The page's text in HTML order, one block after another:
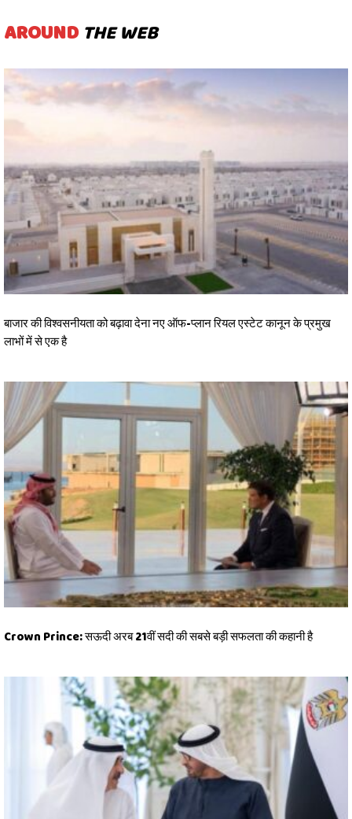
AROUND THE WEB
बाजार की विश्वसनीयता को बढ़ावा देना नए ऑफ-प्लान रियल एस्टेट कानून के प्रमुख
लाभों में से एक है
Crown Prince: सऊदी अरब 21वीं सदी की सबसे बड़ी सफलता की कहानी है